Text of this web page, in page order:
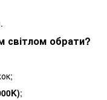
.
світлом обрати?
;